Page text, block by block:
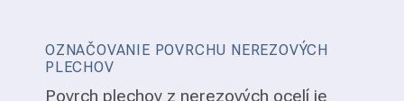
OZNAČOVANIE POVRCHU NEREZOVÝCH
PLECHOV
Povrch plechov z nerezových ocelí je